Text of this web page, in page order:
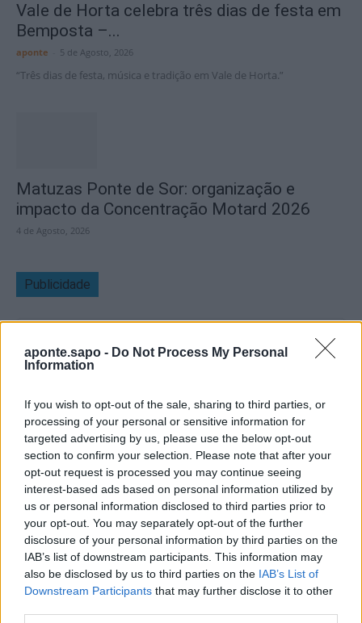
aponte.sapo - Do Not Process My Personal
Information
If you wish to opt-out of the sale, sharing to third parties, or
processing of your personal or sensitive information for
targeted advertising by us, please use the below opt-out
section to confirm your selection. Please note that after your
opt-out request is processed you may continue seeing
interest-based ads based on personal information utilized by
us or personal information disclosed to third parties prior to
your opt-out. You may separately opt-out of the further
disclosure of your personal information by third parties on the
IAB’s list of downstream participants. This information may
also be disclosed by us to third parties on the IAB’s List of
Downstream Participants that may further disclose it to other
Vale de Horta celebra três dias de festa em
Bemposta –...
aponte 5 de Agosto, 2026
“Três dias de festa, música e tradição em Vale de Horta.”
Matuzas Ponte de Sor: organização e
impacto da Concentração Motard 2026
4 de Agosto, 2026
Publicidade
Quantcast
Contato:geral@aponte.pt